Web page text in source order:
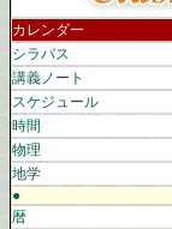
カレンダー
シラバス
講義ノート
スケジュール
時間
物理
地学
●
暦